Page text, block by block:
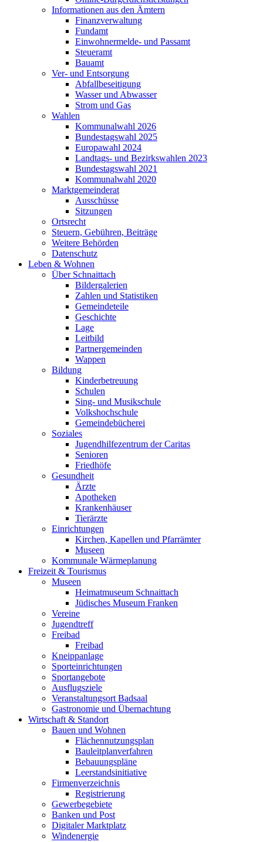
Informationen aus den Ämtern
Finanzverwaltung
Fundamt
Einwohnermelde- und Passamt
Steueramt
Bauamt
Ver- und Entsorgung
Abfallbeseitigung
Wasser und Abwasser
Strom und Gas
Wahlen
Kommunalwahl 2026
Bundestagswahl 2025
Europawahl 2024
Landtags- und Bezirkswahlen 2023
Bundestagswahl 2021
Kommunalwahl 2020
Marktgemeinderat
Ausschüsse
Sitzungen
Ortsrecht
Steuern, Gebühren, Beiträge
Weitere Behörden
Datenschutz
Leben & Wohnen
Über Schnaittach
Bildergalerien
Zahlen und Statistiken
Gemeindeteile
Geschichte
Lage
Leitbild
Partnergemeinden
Wappen
Bildung
Kinderbetreuung
Schulen
Sing- und Musikschule
Volkshochschule
Gemeindebücherei
Soziales
Jugendhilfezentrum der Caritas
Senioren
Friedhöfe
Gesundheit
Ärzte
Apotheken
Krankenhäuser
Tierärzte
Einrichtungen
Kirchen, Kapellen und Pfarrämter
Museen
Kommunale Wärmeplanung
Freizeit & Tourismus
Museen
Heimatmuseum Schnaittach
Jüdisches Museum Franken
Vereine
Jugendtreff
Freibad
Freibad
Kneippanlage
Sporteinrichtungen
Sportangebote
Ausflugsziele
Veranstaltungsort Badsaal
Gastronomie und Übernachtung
Wirtschaft & Standort
Bauen und Wohnen
Flächennutzungsplan
Bauleitplanverfahren
Bebauungspläne
Leerstandsinitiative
Firmenverzeichnis
Registrierung
Gewerbegebiete
Banken und Post
Digitaler Marktplatz
Windenergie